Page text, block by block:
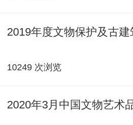
2019年度文物保护及古
10249 次浏览
2020年3月中国文物艺术